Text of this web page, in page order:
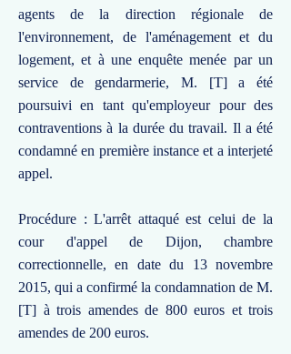
agents de la direction régionale de
l'environnement, de l'aménagement et du
logement, et à une enquête menée par un
service de gendarmerie, M. [T] a été
poursuivi en tant qu'employeur pour des
contraventions à la durée du travail. Il a été
condamné en première instance et a interjeté
appel.
Procédure : L'arrêt attaqué est celui de la
cour d'appel de Dijon, chambre
correctionnelle, en date du 13 novembre
2015, qui a confirmé la condamnation de M.
[T] à trois amendes de 800 euros et trois
amendes de 200 euros.